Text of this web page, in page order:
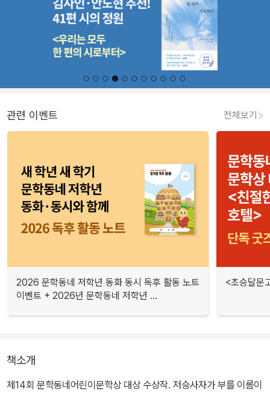
관련 이벤트 전체보기
2026 문학동네 저학년 동화 동시 독후 활동 노트
이벤트 + 2026년 문학동네 저학년 ...
<초승달문
책소개
제14회 문학동네어린이문학상 대상 수상작. 저승사자가 부를 이름이